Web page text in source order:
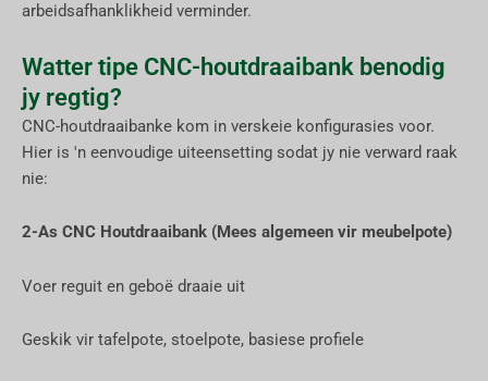
arbeidsafhanklikheid verminder.
Watter tipe CNC-houtdraaibank benodig
jy regtig?
CNC-houtdraaibanke kom in verskeie konfigurasies voor.
Hier is 'n eenvoudige uiteensetting sodat jy nie verward raak
nie:
2-As CNC Houtdraaibank (Mees algemeen vir meubelpote)
Voer reguit en geboë draaie uit
Geskik vir tafelpote, stoelpote, basiese profiele